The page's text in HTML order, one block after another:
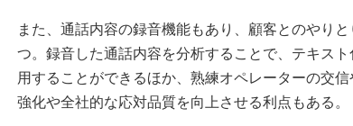
また、通話内容の録音機能もあり、顧客とのやり
つ。録音した通話内容を分析することで、テキス
用することができるほか、熟練オペレーターの交
強化や全社的な応対品質を向上させる利点もある。